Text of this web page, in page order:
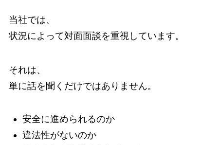
当社では、
状況によって対面面談を重視しています。
それは、
単に話を聞くだけではありません。
安全に進められるのか
違法性がないのか